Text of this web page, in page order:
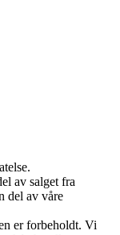
av salget fra
del av våre
er forbeholdt. Vi